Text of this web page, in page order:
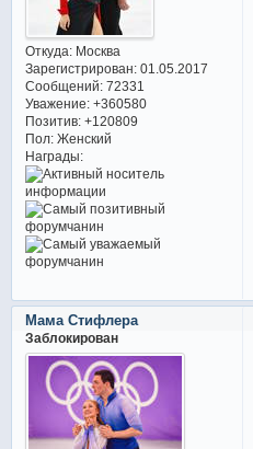
Откуда:Москва
Зарегистрирован: 01.05.2017
Сообщений:72331
Уважение: +360580
Позитив: +120809
Пол:Женский
Награды:
Мама Стифлера
Заблокирован